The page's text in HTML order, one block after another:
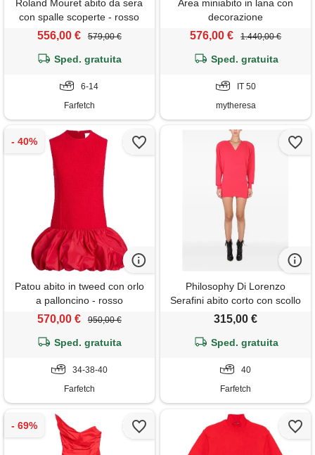
Roland Mouret abito da sera
con spalle scoperte - rosso
556,00 € 579,00 €
Sped. gratuita
6-14
Farfetch
Area miniabito in lana con
decorazione
576,00 € 1.440,00 €
Sped. gratuita
IT 50
mytheresa
Patou abito in tweed con orlo
a palloncino - rosso
570,00 € 950,00 €
Sped. gratuita
34-38-40
Farfetch
Philosophy Di Lorenzo
Serafini abito corto con scollo
a v - rosso
315,00 €
Sped. gratuita
40
Farfetch